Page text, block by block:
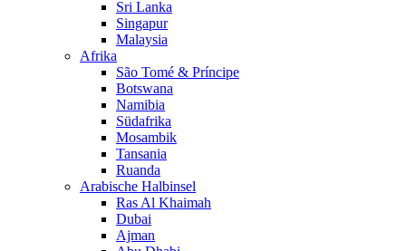
Sri Lanka
Singapur
Malaysia
Afrika
São Tomé & Príncipe
Botswana
Namibia
Südafrika
Mosambik
Tansania
Ruanda
Arabische Halbinsel
Ras Al Khaimah
Dubai
Ajman